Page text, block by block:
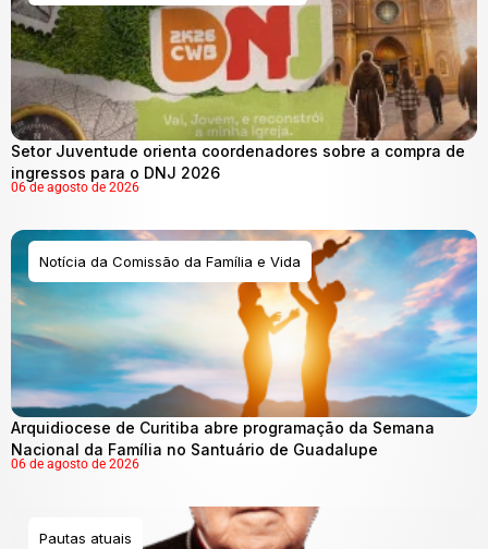
Setor Juventude orienta coordenadores sobre a compra de
ingressos para o DNJ 2026
06 de agosto de 2026
Notícia da Comissão da Família e Vida
Arquidiocese de Curitiba abre programação da Semana
Nacional da Família no Santuário de Guadalupe
06 de agosto de 2026
Pautas atuais